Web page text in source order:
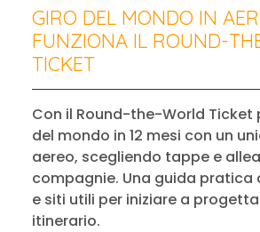
GIRO DEL MONDO IN
FUNZIONA IL ROUND-
TICKET
Con il Round-the-World Ticket
del mondo in 12 mesi con un
aereo, scegliendo tappe e
compagnie. Una guida pratica
e siti utili per iniziare a
itinerario.